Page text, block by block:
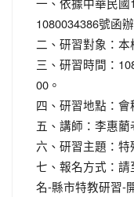
1080034386號函
二、研習對象：
三、研習時間：
00。
四、研習地點：會
五、講師：李惠藺
六、研習主題：
七、報名方式：
名-縣市特教研習-